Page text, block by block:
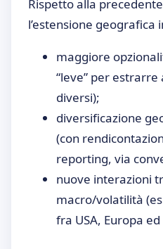
Rispetto alla
l’estensione geografica
maggiore
“leve” per
diversi);
diversificazione
(con
reporting, via
nuove interazioni
macro/volatilità
fra USA, Europa ed